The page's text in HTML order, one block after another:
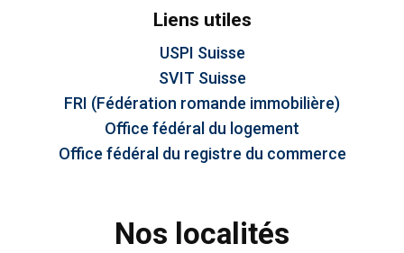
Liens utiles
USPI Suisse
SVIT Suisse
FRI (Fédération romande immobilière)
Office fédéral du logement
Office fédéral du registre du commerce
Nos localités